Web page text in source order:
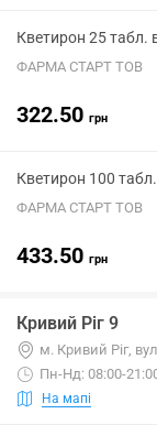
Кветирон 25
ФАРМА СТАРТ ТОВ
322.50 грн
Кветирон 100
ФАРМА СТАРТ ТОВ
433.50 грн
Кривий Ріг 9
м. Кривий Ріг,
Пн-Нд: 08:00-
На мапі